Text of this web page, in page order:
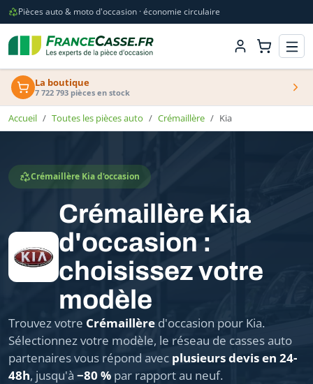
Pièces auto & moto d'occasion · économie circulaire
La boutique
7 722 793 pièces en stock
Accueil Toutes les pièces auto Crémaillère Kia
Crémaillère Kia d'occasion
Crémaillère Kia
d'occasion :
choisissez votre
modèle
Trouvez votre Crémaillère d'occasion pour Kia.
Sélectionnez votre modèle, le réseau de casses auto
partenaires vous répond avec plusieurs devis en 24-
48h, jusqu'à −80 % par rapport au neuf.